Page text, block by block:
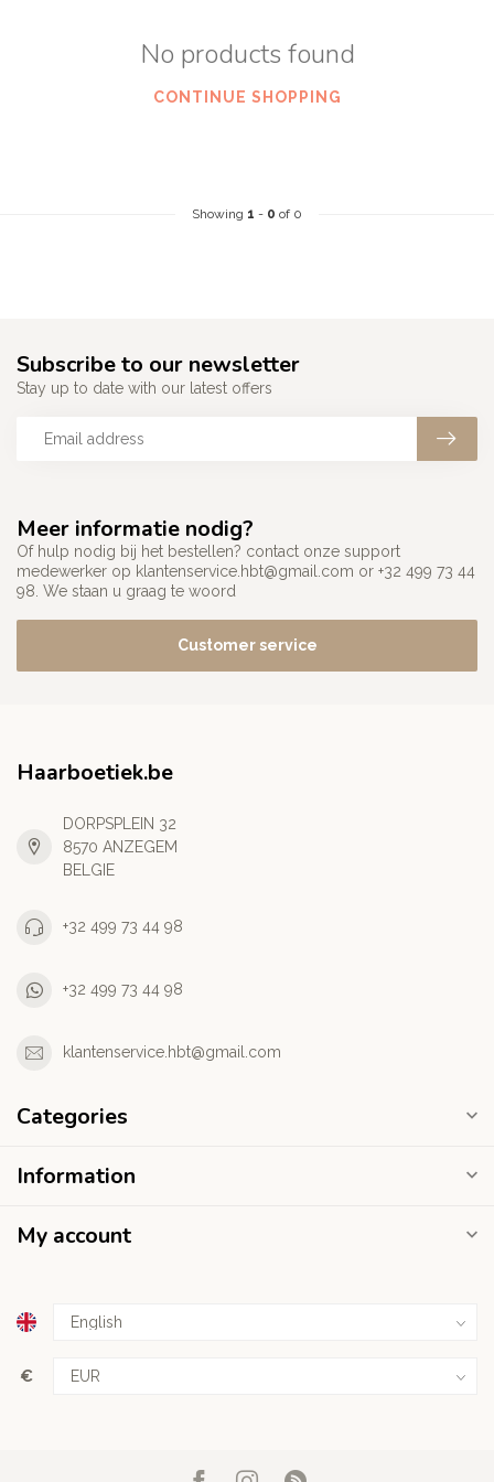
No products found
CONTINUE SHOPPING
Showing 1 - 0 of 0
Meer informatie nodig?
Of hulp nodig bij het bestellen? contact onze support
medewerker op klantenservice.hbt@gmail.com or +32 499 73 44
98. We staan u graag te woord
Customer service
Subscribe to our newsletter
Stay up to date with our latest offers
Haarboetiek.be
DORPSPLEIN 32
8570 ANZEGEM
BELGIE
+32 499 73 44 98
+32 499 73 44 98
klantenservice.hbt@gmail.com
Categories
Information
My account
€